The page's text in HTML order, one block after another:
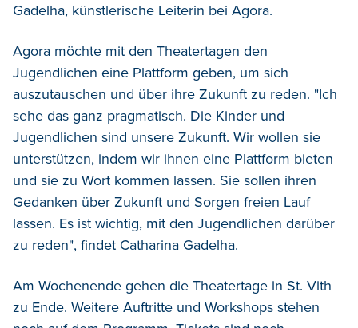
Gadelha, künstlerische Leiterin bei Agora.
Agora möchte mit den Theatertagen den
Jugendlichen eine Plattform geben, um sich
auszutauschen und über ihre Zukunft zu reden. "Ich
sehe das ganz pragmatisch. Die Kinder und
Jugendlichen sind unsere Zukunft. Wir wollen sie
unterstützen, indem wir ihnen eine Plattform bieten
und sie zu Wort kommen lassen. Sie sollen ihren
Gedanken über Zukunft und Sorgen freien Lauf
lassen. Es ist wichtig, mit den Jugendlichen darüber
zu reden", findet Catharina Gadelha.
Am Wochenende gehen die Theatertage in St. Vith
zu Ende. Weitere Auftritte und Workshops stehen